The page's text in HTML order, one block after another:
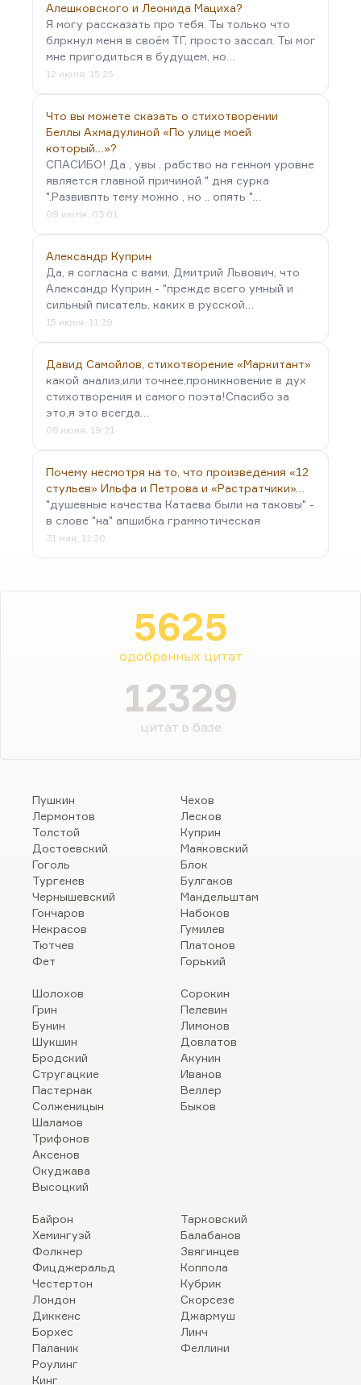
Алешковского и Леонида Мациха?
Я могу рассказать про тебя. Ты только что
блркнул меня в своём ТГ, просто зассал. Ты мог
мне пригодиться в будущем, но…
12 июля, 15:25
Что вы можете сказать о стихотворении
Беллы Ахмадулиной «По улице моей
который…»?
СПАСИБО! Да , увы . рабство на генном уровне
является главной причиной " дня сурка
".Развивпть тему можно , но .. опять "…
09 июля, 03:01
Александр Куприн
Да, я согласна с вами, Дмитрий Львович, что
Александр Куприн - "прежде всего умный и
сильный писатель, каких в русской…
15 июня, 11:29
Давид Самойлов, стихотворение «Маркитант»
какой анализ,или точнее,проникновение в дух
стихотворения и самого поэта!Спасибо за
это,я это всегда…
06 июня, 19:21
Почему несмотря на то, что произведения «12
стульев» Ильфа и Петрова и «Растратчики»…
"душевные качества Катаева были на таковы" -
в слове "на" апшибка граммотическая
31 мая, 11:20
5625
одобренных цитат
12329
цитат в базе
Пушкин
Лермонтов
Толстой
Достоевский
Гоголь
Тургенев
Чернышевский
Гончаров
Некрасов
Тютчев
Фет
Чехов
Лесков
Куприн
Маяковский
Блок
Булгаков
Мандельштам
Набоков
Гумилев
Платонов
Горький
Шолохов
Грин
Бунин
Шукшин
Бродский
Стругацкие
Пастернак
Солженицын
Шаламов
Трифонов
Аксенов
Окуджава
Высоцкий
Сорокин
Пелевин
Лимонов
Довлатов
Акунин
Иванов
Веллер
Быков
Байрон
Хемингуэй
Фолкнер
Фицджеральд
Честертон
Лондон
Диккенс
Борхес
Паланик
Роулинг
Кинг
Тарковский
Балабанов
Звягинцев
Коппола
Кубрик
Скорсезе
Джармуш
Линч
Феллини